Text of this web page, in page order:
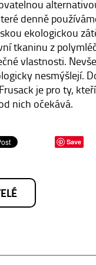
denně
ekologickou
tkaninu z
vlastnosti.
nesmýšlejí.
je pro ty,
nich očekává.
Save